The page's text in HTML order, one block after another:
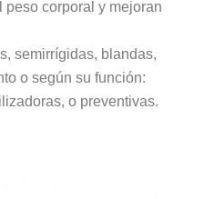
peso corporal y mejoran
semirrígidas, blandas,
o según su función:
o preventivas.